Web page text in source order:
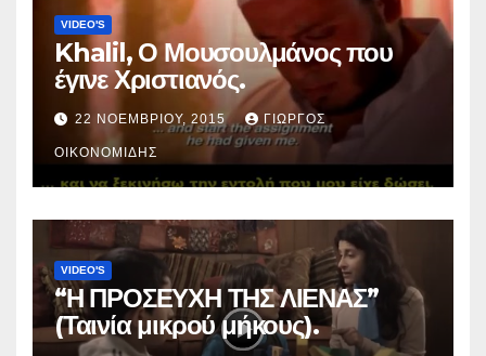
VIDEO'S
Khalil, Ο Μουσουλμάνος που
έγινε Χριστιανός.
22 ΝΟΕΜΒΡΊΟΥ, 2015 ΓΙΏΡΓΟΣ
ΟΙΚΟΝΟΜΊΔΗΣ
VIDEO'S
“Η ΠΡΟΣΕΥΧΗ ΤΗΣ ΛΙΕΝΑΣ”
(Ταινία μικρού μήκους).